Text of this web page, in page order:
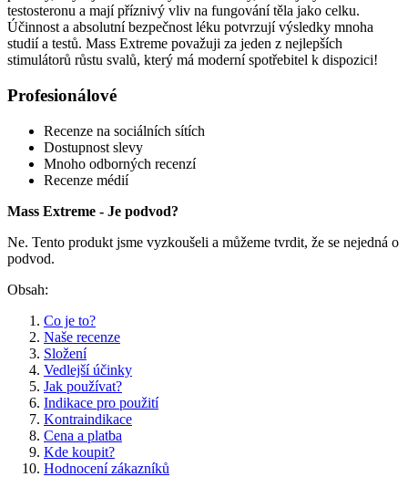
testosteronu a mají příznivý vliv na fungování těla jako celku.
Účinnost a absolutní bezpečnost léku potvrzují výsledky mnoha
studií a testů. Mass Extreme považuji za jeden z nejlepších
stimulátorů růstu svalů, který má moderní spotřebitel k dispozici!
Profesionálové
Recenze na sociálních sítích
Dostupnost slevy
Mnoho odborných recenzí
Recenze médií
Mass Extreme - Je podvod?
Ne. Tento produkt jsme vyzkoušeli a můžeme tvrdit, že se nejedná o
podvod.
Obsah:
Co je to?
Naše recenze
Složení
Vedlejší účinky
Jak používat?
Indikace pro použití
Kontraindikace
Cena a platba
Kde koupit?
Hodnocení zákazníků